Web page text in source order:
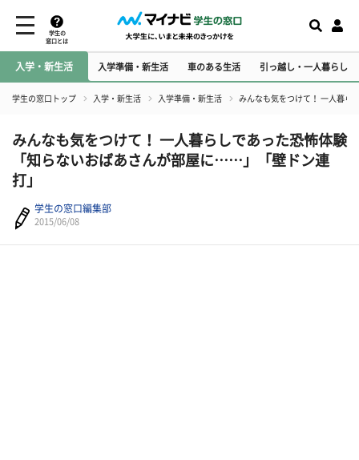
学生の
窓口とは
入学・新生活 入学準備・新生活 車のある生活 引っ越し・一人暮らし
学生の窓口トップ 入学・新生活 入学準備・新生活 みんなも気をつけて！ 一人暮ら
みんなも気をつけて！ 一人暮らしであった恐怖体験
「知らないおばあさんが部屋に……」「壁ドン連
打」
学生の窓口編集部
2015/06/08